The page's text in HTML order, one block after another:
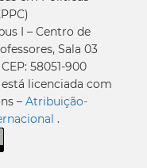
I – Centro de
Sala 03
58051-900
está licenciada com
– Atribuição-
.